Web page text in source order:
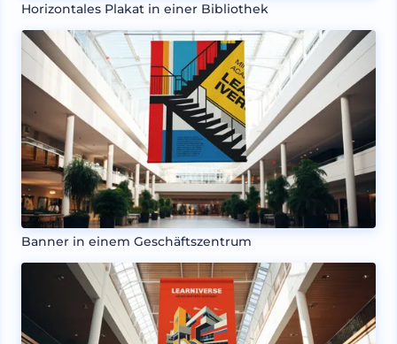
Horizontales Plakat in einer Bibliothek
Banner in einem Geschäftszentrum